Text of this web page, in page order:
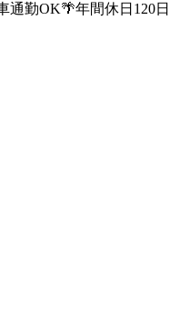
通勤OK🌴年間休日120日